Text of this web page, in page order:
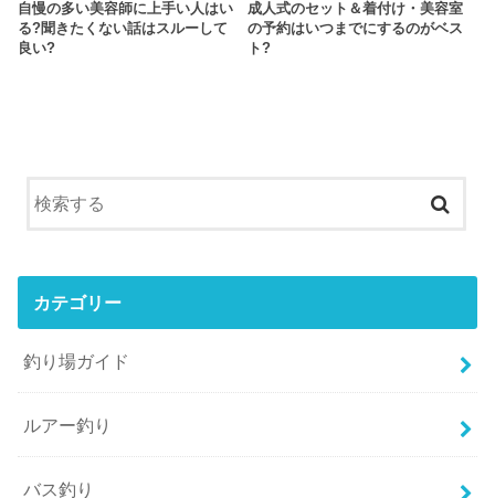
自慢の多い美容師に上手い人はい
る?聞きたくない話はスルーして
良い?
成人式のセット＆着付け・美容室
の予約はいつまでにするのがベス
ト?
カテゴリー
釣り場ガイド
ルアー釣り
バス釣り